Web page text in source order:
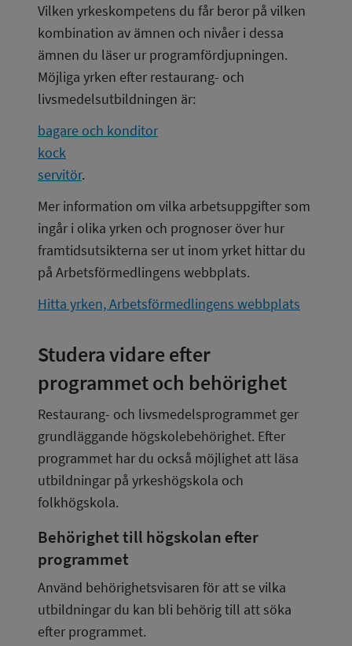
Vilken yrkeskompetens du får beror på vilken
kombination av ämnen och nivåer i dessa
ämnen du läser ur programfördjupningen.
Möjliga yrken efter restaurang- och
livsmedelsutbildningen är:
bagare och konditor
kock
servitör.
Mer information om vilka arbetsuppgifter som
ingår i olika yrken och prognoser över hur
framtidsutsikterna ser ut inom yrket hittar du
på Arbetsförmedlingens webbplats.
Hitta yrken, Arbetsförmedlingens webbplats
Studera vidare efter
programmet och behörighet
Restaurang- och livsmedelsprogrammet ger
grundläggande högskolebehörighet. Efter
programmet har du också möjlighet att läsa
utbildningar på yrkeshögskola och
folkhögskola.
Behörighet till högskolan efter
programmet
Använd behörighetsvisaren för att se vilka
utbildningar du kan bli behörig till att söka
efter programmet.